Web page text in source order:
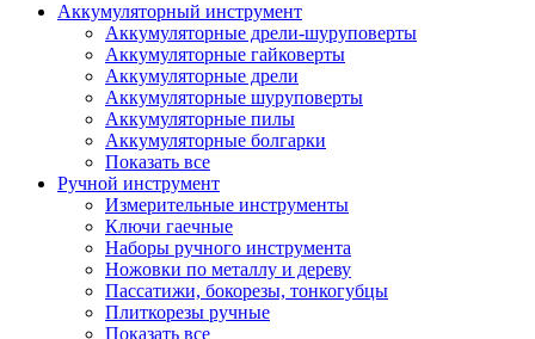
Аккумуляторный инструмент
Аккумуляторные дрели-шуруповерты
Аккумуляторные гайковерты
Аккумуляторные дрели
Аккумуляторные шуруповерты
Аккумуляторные пилы
Аккумуляторные болгарки
Показать все
Ручной инструмент
Измерительные инструменты
Ключи гаечные
Наборы ручного инструмента
Ножовки по металлу и дереву
Пассатижи, бокорезы, тонкогубцы
Плиткорезы ручные
Показать все